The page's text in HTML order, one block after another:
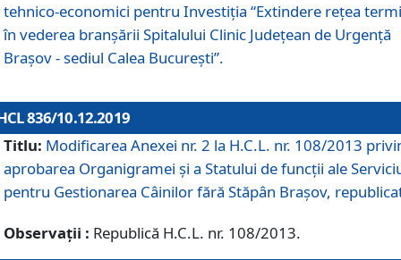
tehnico-economici pentru Investiția “Extindere rețea
în vederea branșării Spitalului Clinic Județean de Urgență
Brașov - sediul Calea București”.
836/10.12.2019
Titlu: Modificarea Anexei nr. 2 la H.C.L. nr. 108/2013
aprobarea Organigramei şi a Statului de funcții ale
pentru Gestionarea Câinilor fără Stăpân Brașov,
Observații : Republică H.C.L. nr. 108/2013.